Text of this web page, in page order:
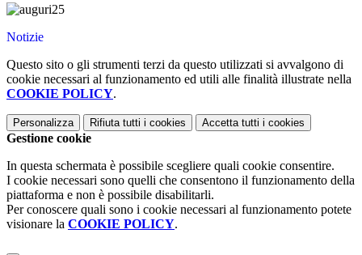
Notizie
Questo sito o gli strumenti terzi da questo utilizzati si avvalgono di
cookie necessari al funzionamento ed utili alle finalità illustrate nella
COOKIE POLICY.
Personalizza Rifiuta tutti i cookies Accetta tutti i cookies
Gestione cookie
In questa schermata è possibile scegliere quali cookie consentire.
I cookie necessari sono quelli che consentono il funzionamento della
piattaforma e non è possibile disabilitarli.
Per conoscere quali sono i cookie necessari al funzionamento potete
visionare la COOKIE POLICY.